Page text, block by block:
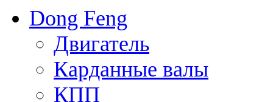
Dong Feng
Двигатель
Карданные валы
КПП